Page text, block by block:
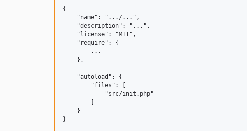
{
    "name": ".../...",
    "description": "...",
    "license": "MIT",
    "require": {
        ...
    },
    "autoload": {
        "files": [
            "src/init.php"
        ]
    }